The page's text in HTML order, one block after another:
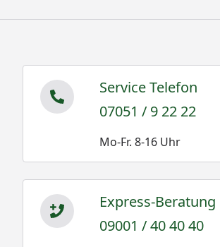
Service Telefon
07051 / 9 22 22
Mo-Fr. 8-16 Uhr
Express-Beratung
09001 / 40 40 40